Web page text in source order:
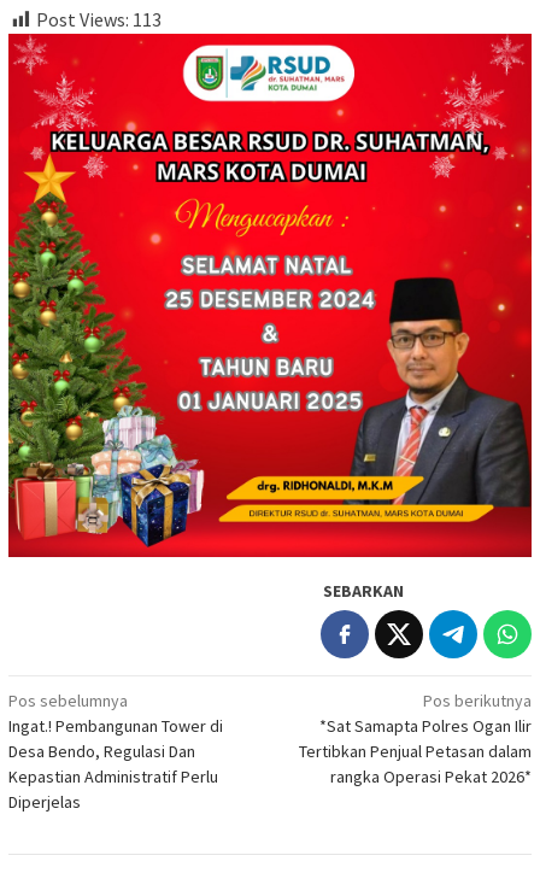
Post Views: 113
SEBARKAN
Navigasi
pos
Pos sebelumnya
Ingat.! Pembangunan Tower di
Desa Bendo, Regulasi Dan
Kepastian Administratif Perlu
Diperjelas
Pos berikutnya
*Sat Samapta Polres Ogan Ilir
Tertibkan Penjual Petasan dalam
rangka Operasi Pekat 2026*